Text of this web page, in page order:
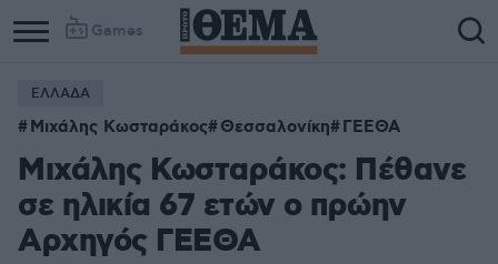
Games
ΕΛΛΑΔΑ
Μιχάλης Κωσταράκος Θεσσαλονίκη ΓΕΕΘΑ
Μιχάλης Κωσταράκος: Πέθανε
σε ηλικία 67 ετών ο πρώην
Αρχηγός ΓΕΕΘΑ